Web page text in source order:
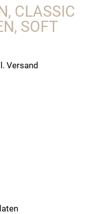
CLASSIC
SOFT
Versand